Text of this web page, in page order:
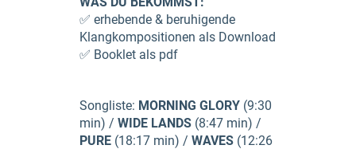
✅ erhebende & beruhigende
Klangkompositionen als Download
✅ Booklet als pdf
Songliste: MORNING GLORY (9:30
min) / WIDE LANDS (8:47 min) /
PURE (18:17 min) / WAVES (12:26